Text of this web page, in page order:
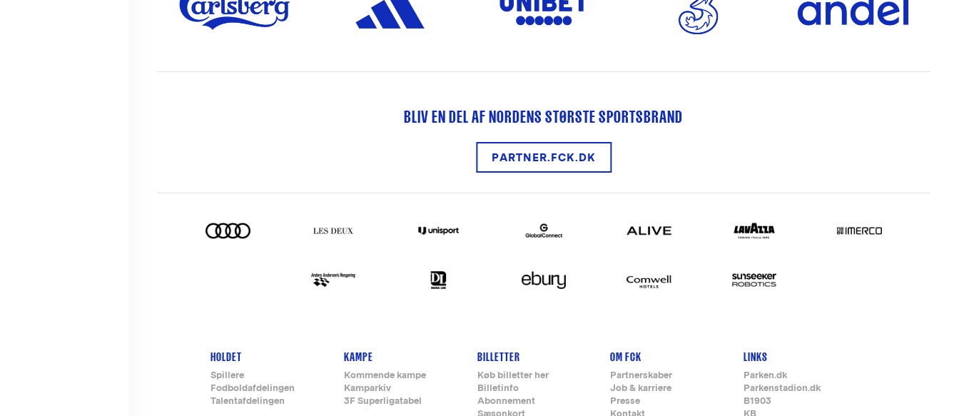
BLIV EN DEL AF NORDENS STØRSTE SPORTSBRAND
PARTNER.FCK.DK
Footer-
menu
HOLDET
Spillere
Fodboldafdelingen
Talentafdelingen
KAMPE
Kommende kampe
Kamparkiv
3F Superligatabel
BILLETTER
Køb billetter her
Billetinfo
Abonnement
Sæsonkort
OM FCK
Partnerskaber
Job & karriere
Presse
Kontakt
LINKS
Parken.dk
Parkenstadion.dk
B1903
KB